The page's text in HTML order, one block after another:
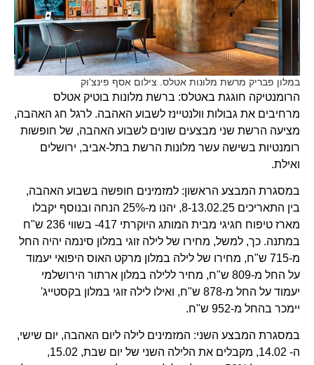
במלון פבריק מרשת מלונות אטלס. צילום אסף פינצ'וק
הרומנטיקה חוגגת באטלס: ברשת מלונות בוטיק אטלס
מרחיבים את גבולות וולנטיינז לשבוע האהבה. לרגל חג האהבה,
מציעה הרשת שני מבצעים שונים לשבוע האהבה, של חופשות
רומנטיות בשישה עשר מלונות הרשת בתל-אביב, ירושלים
ואילת.
במסגרת המבצע הראשון: למזמינים חופשה בשבוע האהבה,
בין התאריכים 8-13.02.25, יהנו מ-25% הנחה ובנוסף יקבלו
מארז טיפוח חגיגי מבית המותג היוקרתי 417- בשווי 236 ש"ח
במתנה. כך, למשל, מחירו של לילה זוגי במלון סינמה יהיה החל
מ-715 ש"ח, מחירו של לילה במלון מרקט האוס היפואי יעמוד
על החל מ-809 ש"ח, מחיר ללילה במלון ארתור הירושלמי
יעמוד על החל מ-878 ש"ח, ואילו לילה זוגי במלון בקסטייג'
יימכר בהחל מ-952 ש"ח.
במסגרת המבצע השני: המזמינים לילה ליום האהבה, יום שישי,
ה- 14.02, מקבלים את הלילה השני של יום שבת, 15.02,